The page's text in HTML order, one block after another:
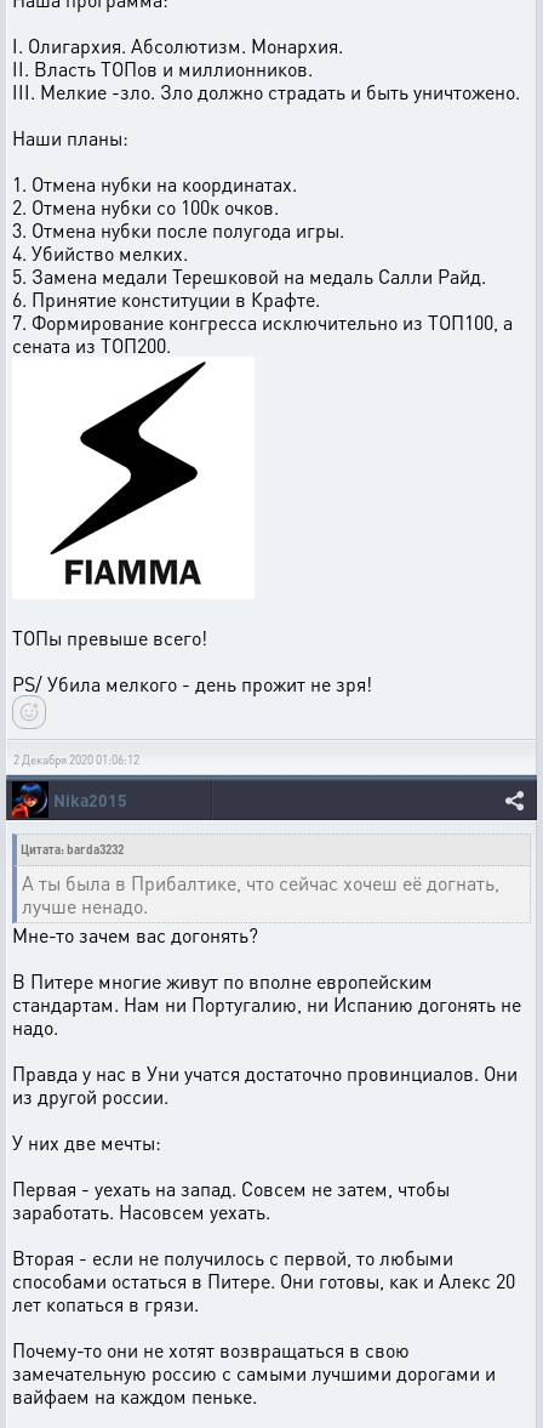
I. Олигархия. Абсолютизм. Монархия.
II. Власть ТОПов и миллионников.
III. Мелкие -зло. Зло должно страдать и быть уничтожено.
Наши планы:
1. Отмена нубки на координатах.
2. Отмена нубки со 100к очков.
3. Отмена нубки после полугода игры.
4. Убийство мелких.
5. Замена медали Терешковой на медаль Салли Райд.
6. Принятие конституции в Крафте.
7. Формирование конгресса исключительно из ТОП100, а
сената из ТОП200.
ТОПы превыше всего!
PS/ Убила мелкого - день прожит не зря!
2 Декабря 2020 01:06:12
Nika2015
Цитата: barda3232
А ты была в Прибалтике, что сейчас хочеш её догнать,
лучше ненадо.
Мне-то зачем вас догонять?
В Питере многие живут по вполне европейским
стандартам. Нам ни Португалию, ни Испанию догонять не
надо.
Правда у нас в Уни учатся достаточно провинциалов. Они
из другой россии.
У них две мечты:
Первая - уехать на запад. Совсем не затем, чтобы
заработать. Насовсем уехать.
Вторая - если не получилось с первой, то любыми
способами остаться в Питере. Они готовы, как и Алекс 20
лет копаться в грязи.
Почему-то они не хотят возвращаться в свою
замечательную россию с самыми лучшими дорогами и
вайфаем на каждом пеньке.